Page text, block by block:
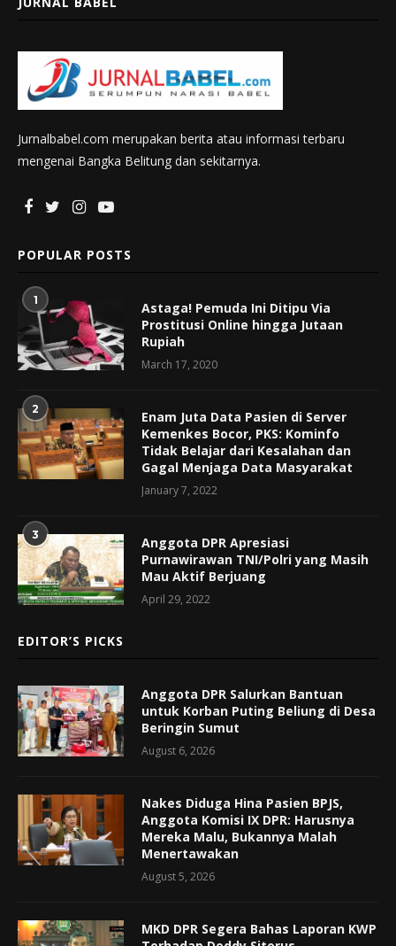
Jurnalbabel.com merupakan berita atau informasi terbaru
mengenai Bangka Belitung dan sekitarnya.
POPULAR POSTS
1
Astaga! Pemuda Ini Ditipu Via
Prostitusi Online hingga Jutaan
Rupiah
March 17, 2020
2
Enam Juta Data Pasien di Server
Kemenkes Bocor, PKS: Kominfo
Tidak Belajar dari Kesalahan dan
Gagal Menjaga Data Masyarakat
January 7, 2022
3
Anggota DPR Apresiasi
Purnawirawan TNI/Polri yang Masih
Mau Aktif Berjuang
April 29, 2022
EDITOR’S PICKS
Anggota DPR Salurkan Bantuan
untuk Korban Puting Beliung di Desa
Beringin Sumut
August 6, 2026
Nakes Diduga Hina Pasien BPJS,
Anggota Komisi IX DPR: Harusnya
Mereka Malu, Bukannya Malah
Menertawakan
August 5, 2026
MKD DPR Segera Bahas Laporan KWP